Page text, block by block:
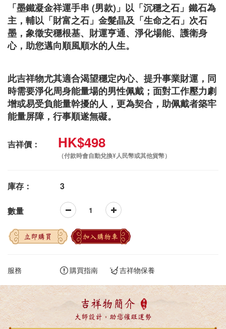
「墨鐵凝金祥運手串 (男款)」以「沉穩之石」鐵石為
主，輔以「財富之石」金髮晶及「生命之石」次石
墨，象徵安穩根基、財運亨通、淨化場能、護衛身
心，助您邁向順風順水的人生。
此吉祥物尤其適合渴望穩定內心、提升事業財運，同
時需要淨化周身能量場的男性佩戴；面對工作壓力劇
增或易受負能量幹擾的人，更為契合，助佩戴者築牢
能量屏障，行事順遂無礙。
吉祥價： HK$498
（付款時會自動兌換¥人民幣或其他貨幣）
庫存： 3
數量
立即購買 加入購物車
服務 購買指南 吉祥物保養
吉祥物簡介
大師設計，助您催旺運勢